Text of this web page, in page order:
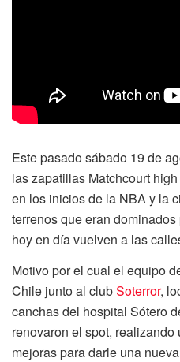
Este pasado sábado 19 de
las zapatillas Matchcourt
en los inicios de la NBA y la
terrenos que eran
hoy en día vuelven a las
Motivo por el cual el equipo
Chile junto al clubSoterror,
canchas del hospital Sótero
renovaron el spot,
mejoras para darle una